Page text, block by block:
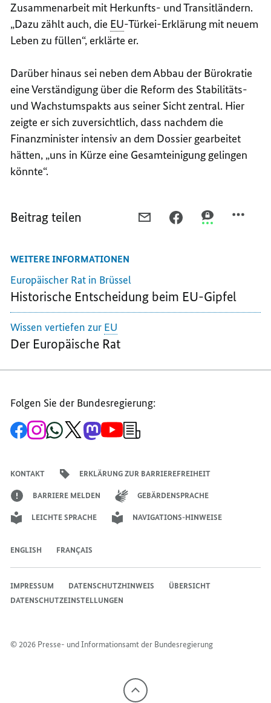
Zusammenarbeit mit Herkunfts- und Transitländern.
„Dazu zählt auch, die EU-Türkei-Erklärung mit neuem
Leben zu füllen“, erklärte er.
Darüber hinaus sei neben dem Abbau der Bürokratie
eine Verständigung über die Reform des Stabilitäts-
und Wachstumspakts aus seiner Sicht zentral. Hier
zeigte er sich zuversichtlich, dass nachdem die
Finanzminister intensiv an dem Dossier gearbeitet
hätten, „uns in Kürze eine Gesamteinigung gelingen
könnte“.
Beitrag teilen
GEHT
UM
DIE
UM
DIE
WEITERE INFORMATIONEN
Europäischer Rat in Brüssel
Historische Entscheidung beim EU-Gipfel
Wissen vertiefen zur EU
Der Europäische Rat
Folgen Sie der Bundesregierung:
Zur
Facebook-
Zum
Instagram-
Zum
WhatsApp-
Zum
X-
Zum
Mastodon-
Zum
YouTube-Anmeldung
KONTAKT ERKLÄRUNG ZUR BARRIEREFREIHEIT
BARRIERE MELDEN GEBÄRDENSPRACHE
LEICHTE SPRACHE NAVIGATIONS-HINWEISE
ENGLISH FRANÇAIS
© 2026 Presse- und Informationsamt der Bundesregierung
IMPRESSUM DATENSCHUTZHINWEIS
ÜBERSICHT
DATENSCHUTZEINSTELLUNGEN
Nach
oben